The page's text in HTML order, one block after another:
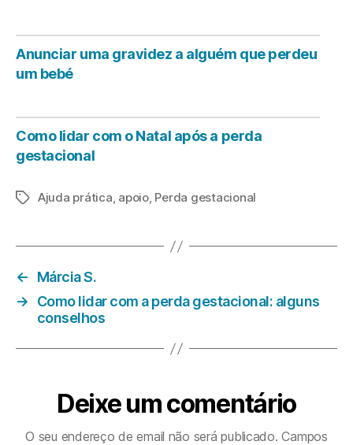
Anunciar uma gravidez a alguém que perdeu
um bebé
Como lidar com o Natal após a perda
gestacional
Etiquetas
Ajuda prática, apoio, Perda gestacional
←
Márcia S.
→
Como lidar com a perda gestacional: alguns
conselhos
Deixe um comentário
O seu endereço de email não será publicado. Campos